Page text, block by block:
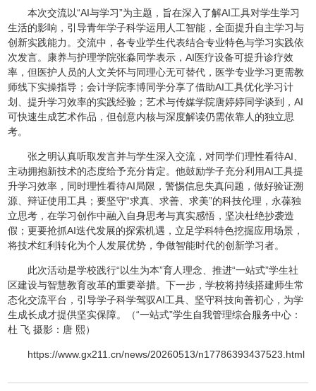
本次交流以“AI与学习”为主题，旨在深入了解AI工具对学生学习
生活的影响，引导青年学子科学运用人工智能，全面提升自主学习与
创新实践能力。交流中，各专业学生代表结合专业特色与学习实践依
次发言。康养与护理学院张淼同学表示，AI医疗设备可提升诊疗效
率，但医护人员的人文关怀与同理心无可替代，医学专业学习更需教
师线下实操指导；会计学院李博同学分享了借助AI工具优化学习计
划、提升学习效率的实践经验；艺术与传媒学院唐婷婷同学谈到，AI
可快速生成艺术作品，但创意内核与深度解读仍需依靠人的独立思
考。
张之明认真听取发言并与学生深入交流，对同学们理性看待AI、
主动拥抱新技术的态度给予充分肯定。他鼓励学子充分利用AI工具提
升学习效率，同时理性看待AI局限，警惕信息失真问题，做好验证溯
源、辩证使用工具；要坚守“求真、求善、求美”的科技伦理，永葆独
立思考，在学习创作中融入自身思考与真实感悟，坚决杜绝抄袭造
假；更要抢抓AI迭代发展的探索机遇，立足学科特色挖掘应用场景，
将技术红利转化为个人发展优势，争做智能时代的创新学习者。
此次活动是学校践行“以生为本”育人理念、推进“一站式”学生社
区建设与智慧教育改革的重要举措。下一步，学校将持续搭建师生常
态化交流平台，引导学子科学驾驭AI工具、坚守科技向善初心，为学
生成长成才提供坚实保障。（“一站式”学生自我管理综合服务中心：
杜 飞 摄影：唐 熙）
https://www.gx211.cn/news/20260513/n17786393437523.html